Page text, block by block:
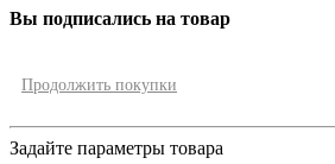
Вы подписались на товар
Продолжить покупки
Задайте параметры товара